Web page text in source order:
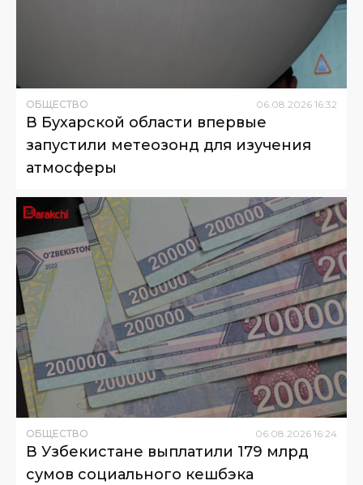
ОБЩЕСТВО 06.08.2026 16:32
В Бухарской области впервые
запустили метеозонд для изучения
атмосферы
ОБЩЕСТВО 06.08.2026 16:24
В Узбекистане выплатили 179 млрд
сумов социального кешбэка